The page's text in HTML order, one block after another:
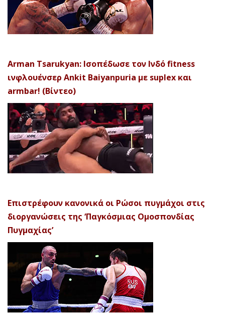
Arman Tsarukyan: Ισοπέδωσε τον Ινδό fitness
ινφλουένσερ Ankit Baiyanpuria με suplex και
armbar! (Βίντεο)
Επιστρέφουν κανονικά οι Ρώσοι πυγμάχοι στις
διοργανώσεις της ‘Παγκόσμιας Ομοσπονδίας
Πυγμαχίας’